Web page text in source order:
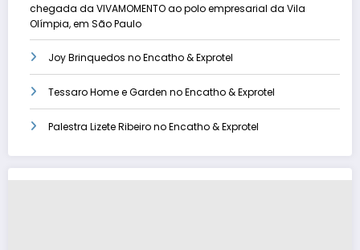
chegada da VIVAMOMENTO ao polo empresarial da Vila
Olímpia, em São Paulo
Joy Brinquedos no Encatho & Exprotel
Tessaro Home e Garden no Encatho & Exprotel
Palestra Lizete Ribeiro no Encatho & Exprotel